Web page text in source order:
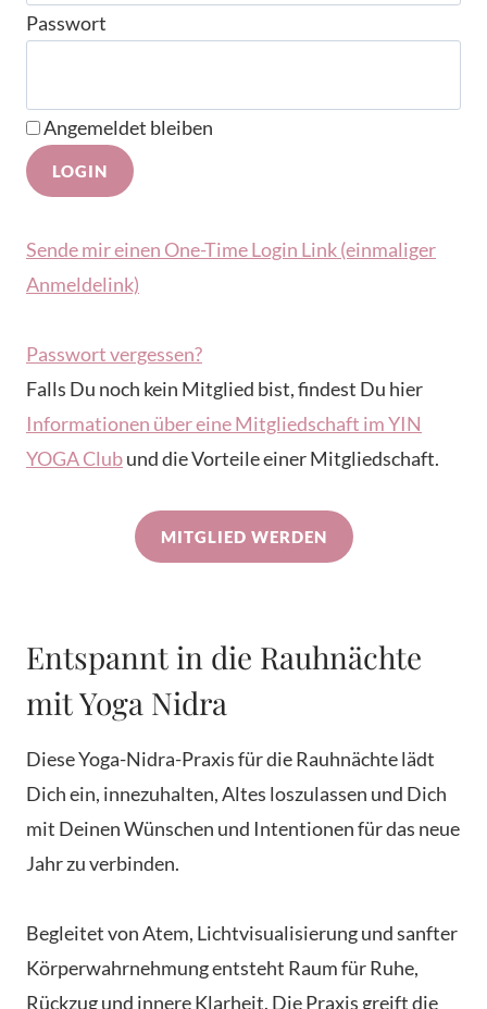
Passwort
Angemeldet bleiben
Sende mir einen One-Time Login Link (einmaliger
Anmeldelink)
Passwort vergessen?
Falls Du noch kein Mitglied bist, findest Du hier
Informationen über eine Mitgliedschaft im YIN
YOGA Clubund die Vorteile einer Mitgliedschaft.
MITGLIED WERDEN
Entspannt in die Rauhnächte
mit Yoga Nidra
Diese Yoga-Nidra-Praxis für die Rauhnächte lädt
Dich ein, innezuhalten, Altes loszulassen und Dich
mit Deinen Wünschen und Intentionen für das neue
Jahr zu verbinden.
Begleitet von Atem, Lichtvisualisierung und sanfter
Körperwahrnehmung entsteht Raum für Ruhe,
Rückzug und innere Klarheit. Die Praxis greift die